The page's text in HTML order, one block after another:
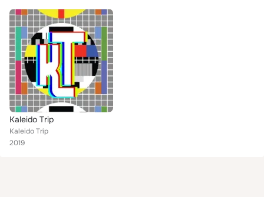
Kaleido Trip
Kaleido Trip
2019